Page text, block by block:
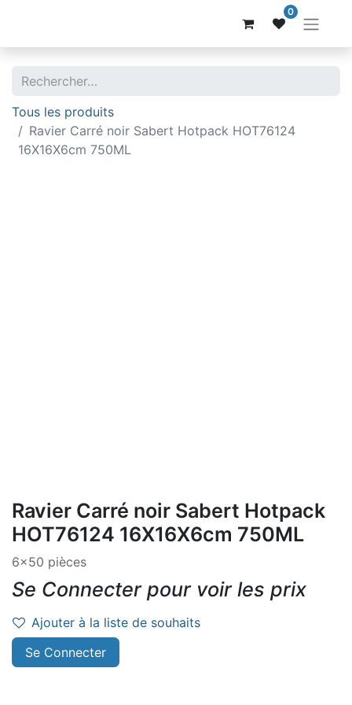
0
Tous les produits
Ravier Carré noir Sabert Hotpack HOT76124
16X16X6cm 750ML
Ravier Carré noir Sabert Hotpack
HOT76124 16X16X6cm 750ML
6x50 pièces
Se Connecter pour voir les prix
Ajouter à la liste de souhaits
Se Connecter